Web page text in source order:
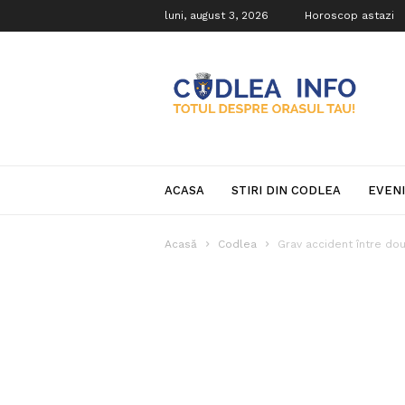
luni, august 3, 2026 Horoscop astazi
Info
ACASA STIRI DIN CODLEA
Acasă Codlea Grav accident între